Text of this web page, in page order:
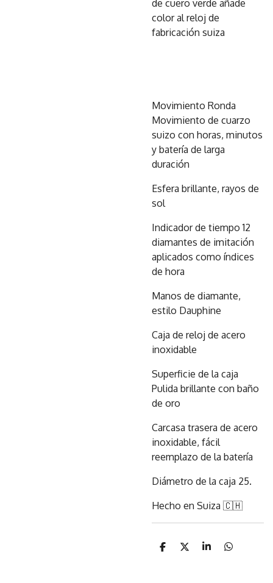
de cuero verde añade
color al reloj de
fabricación suiza
Movimiento Ronda
Movimiento de cuarzo
suizo con horas, minutos
y batería de larga
duración
Esfera brillante, rayos de
sol
Indicador de tiempo 12
diamantes de imitación
aplicados como índices
de hora
Manos de diamante,
estilo Dauphine
Caja de reloj de acero
inoxidable
Superficie de la caja
Pulida brillante con baño
de oro
Carcasa trasera de acero
inoxidable, fácil
reemplazo de la batería
Diámetro de la caja 25.
Hecho en Suiza 🇨🇭
C
C
C
C